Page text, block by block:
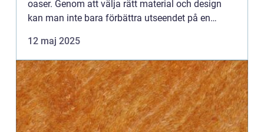
oaser. Genom att välja rätt material och design
kan man inte bara förbättra utseendet på en
12 maj 2025